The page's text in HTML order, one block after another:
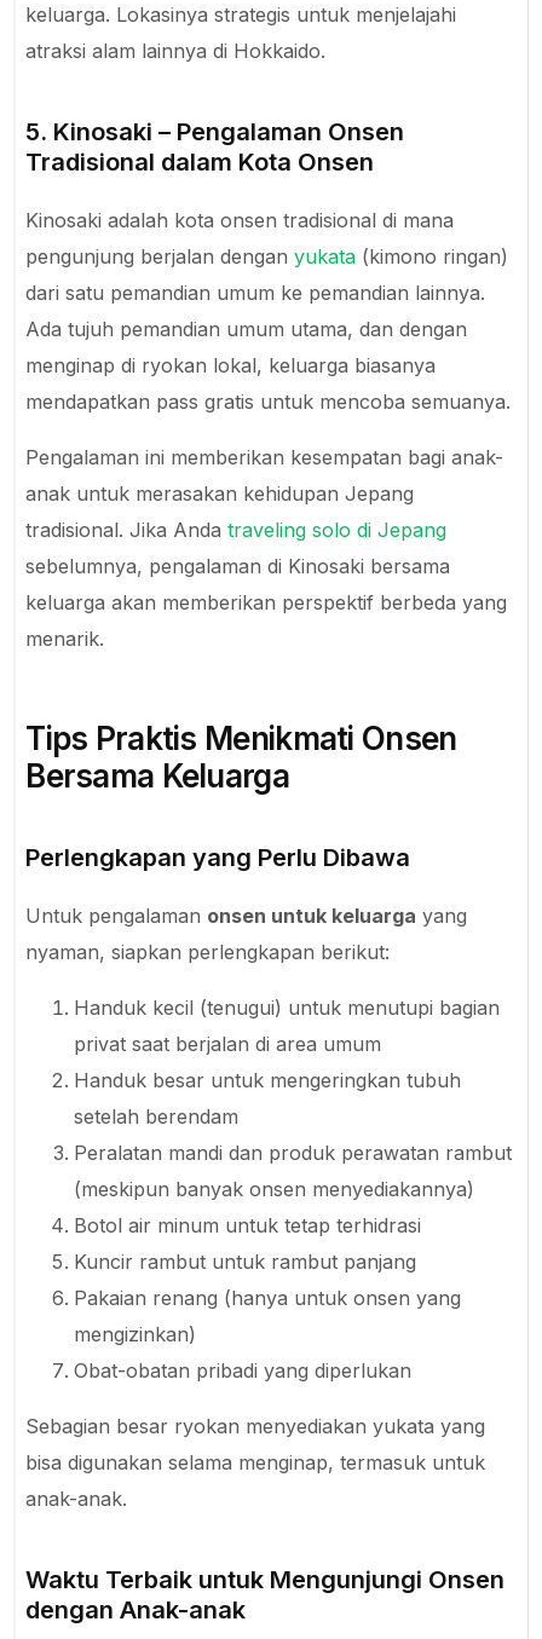
keluarga. Lokasinya strategis untuk menjelajahi
atraksi alam lainnya di Hokkaido.
5. Kinosaki – Pengalaman Onsen
Tradisional dalam Kota Onsen
Kinosaki adalah kota onsen tradisional di mana
pengunjung berjalan denganyukata (kimono ringan)
dari satu pemandian umum ke pemandian lainnya.
Ada tujuh pemandian umum utama, dan dengan
menginap di ryokan lokal, keluarga biasanya
mendapatkan pass gratis untuk mencoba semuanya.
Pengalaman ini memberikan kesempatan bagi anak-
anak untuk merasakan kehidupan Jepang
tradisional. Jika Andatraveling solo di Jepang
sebelumnya, pengalaman di Kinosaki bersama
keluarga akan memberikan perspektif berbeda yang
menarik.
Tips Praktis Menikmati Onsen
Bersama Keluarga
Perlengkapan yang Perlu Dibawa
Untuk pengalaman onsen untuk keluarga yang
nyaman, siapkan perlengkapan berikut:
Handuk kecil (tenugui) untuk menutupi bagian
privat saat berjalan di area umum
Handuk besar untuk mengeringkan tubuh
setelah berendam
Peralatan mandi dan produk perawatan rambut
(meskipun banyak onsen menyediakannya)
Botol air minum untuk tetap terhidrasi
Kuncir rambut untuk rambut panjang
Pakaian renang (hanya untuk onsen yang
mengizinkan)
Obat-obatan pribadi yang diperlukan
Sebagian besar ryokan menyediakan yukata yang
bisa digunakan selama menginap, termasuk untuk
anak-anak.
Waktu Terbaik untuk Mengunjungi Onsen
dengan Anak-anak